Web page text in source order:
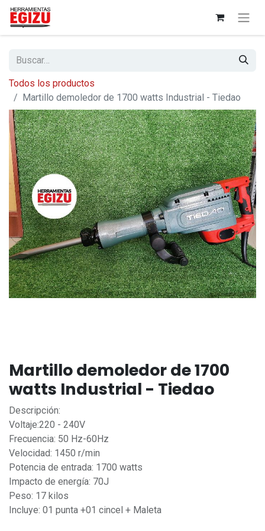
Todos los productos
Martillo demoledor de 1700 watts Industrial - Tiedao
Martillo demoledor de 1700
watts Industrial - Tiedao
Descripción:
Voltaje:220 - 240V
Frecuencia: 50 Hz-60Hz
Velocidad: 1450 r/min
Potencia de entrada: 1700 watts
Impacto de energía: 70J
Peso: 17 kilos
Incluye: 01 punta +01 cincel + Maleta